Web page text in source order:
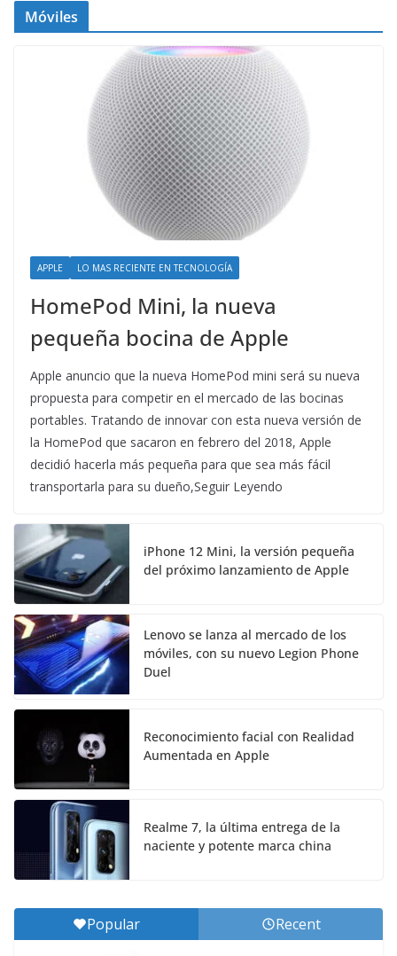
Móviles
APPLE LO MAS RECIENTE EN TECNOLOGÍA
HomePod Mini, la nueva
pequeña bocina de Apple
Apple anuncio que la nueva HomePod mini será su nueva
propuesta para competir en el mercado de las bocinas
portables. Tratando de innovar con esta nueva versión de
la HomePod que sacaron en febrero del 2018, Apple
decidió hacerla más pequeña para que sea más fácil
transportarla para su dueño,Seguir Leyendo
iPhone 12 Mini, la versión pequeña
del próximo lanzamiento de Apple
Lenovo se lanza al mercado de los
móviles, con su nuevo Legion Phone
Duel
Reconocimiento facial con Realidad
Aumentada en Apple
Realme 7, la última entrega de la
naciente y potente marca china
Popular Recent